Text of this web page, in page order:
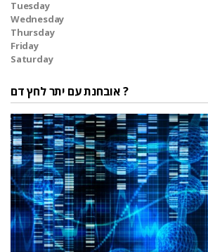
Tuesday
Wednesday
Thursday
Friday
Saturday
אובחנת עם יתר לחץ דם ?